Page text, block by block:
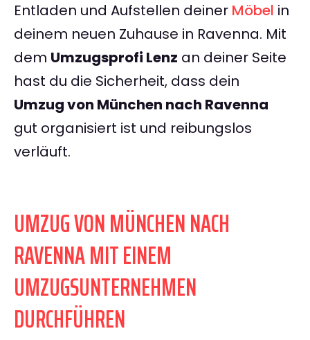
Entladen und Aufstellen deiner Möbel in
deinem neuen Zuhause in Ravenna. Mit
dem Umzugsprofi Lenz an deiner Seite
hast du die Sicherheit, dass dein
Umzug von München nach Ravenna
gut organisiert ist und reibungslos
verläuft.
UMZUG VON MÜNCHEN NACH
RAVENNA MIT EINEM
UMZUGSUNTERNEHMEN
DURCHFÜHREN